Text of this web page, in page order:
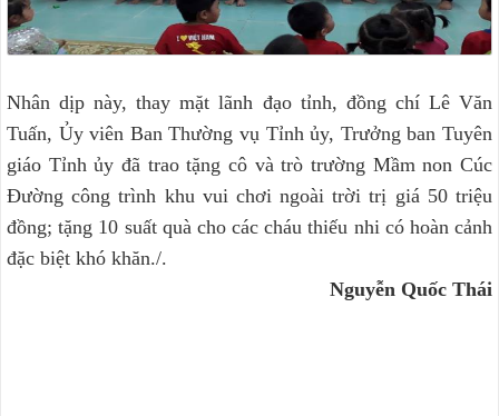
Nhân dịp này, thay mặt lãnh đạo tỉnh, đồng chí Lê Văn
Tuấn, Ủy viên Ban Thường vụ Tỉnh ủy, Trưởng ban Tuyên
giáo Tỉnh ủy đã trao tặng cô và trò trường Mầm non Cúc
Đường công trình khu vui chơi ngoài trời trị giá 50 triệu
đồng; tặng 10 suất quà cho các cháu thiếu nhi có hoàn cảnh
đặc biệt khó khăn./.
Nguyễn Quốc Thái